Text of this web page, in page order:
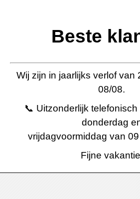
Beste
Wij zijn in jaarlijks verlof van
08/08.
📞 Uitzonderlijk
donderdag
vrijdagvoormiddag van
Fijne